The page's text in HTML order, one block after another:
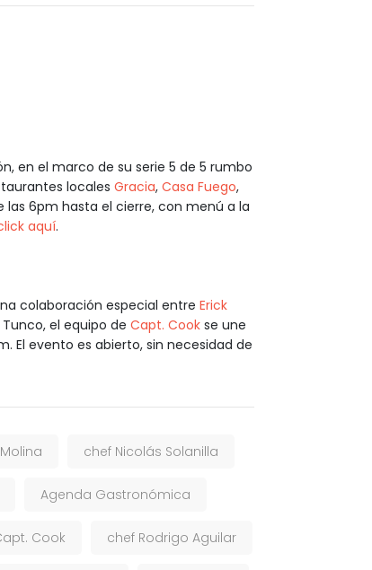
en el marco de su serie 5 de 5 rumbo
locales Gracia, Casa Fuego,
las 6pm hasta el cierre, con menú a la
aquí.
colaboración especial entre Erick
Tunco, el equipo de Capt. Cook se une
El evento es abierto, sin necesidad de
chef Nicolás Solanilla
Agenda Gastronómica
Cook chef Rodrigo Aguilar